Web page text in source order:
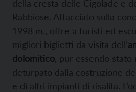
della cresta delle Cigolade e
Rabbiose. Affacciato sulla
1998 m., offre a turisti ed
migliori biglietti da visita dell’
dolomitico , pur essendo
deturpato dalla costruzione
e di altri impianti di risalita.